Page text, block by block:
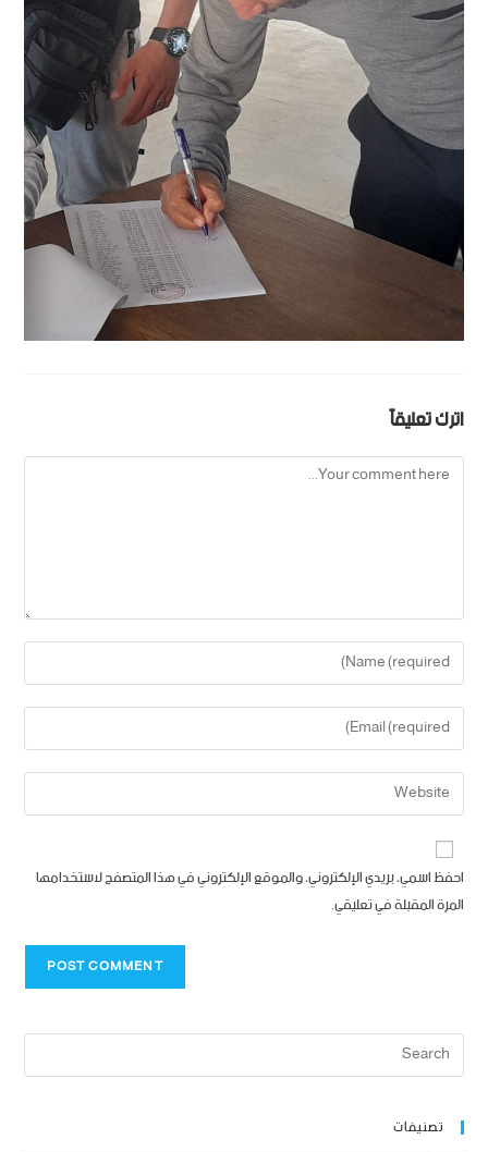
اترك تعليقاً
احفظ اسمي، بريدي الإلكتروني، والموقع الإلكتروني في هذا المتصفح لاستخدامها
المرة المقبلة في تعليقي.
تصنيفات